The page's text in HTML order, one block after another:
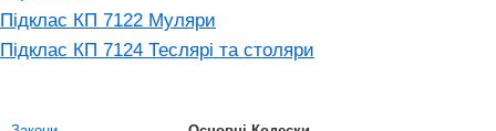
Підклас КП 7122 Муляри
Підклас КП 7124 Теслярі та столяри